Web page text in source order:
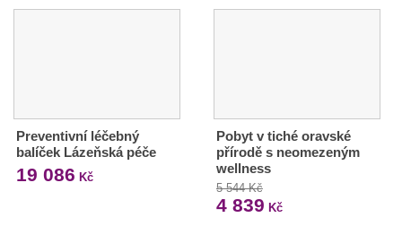
Preventivní léčebný
balíček Lázeňská péče
19 086 Kč
Pobyt v tiché oravské
přírodě s neomezeným
wellness
5 544 Kč
4 839 Kč